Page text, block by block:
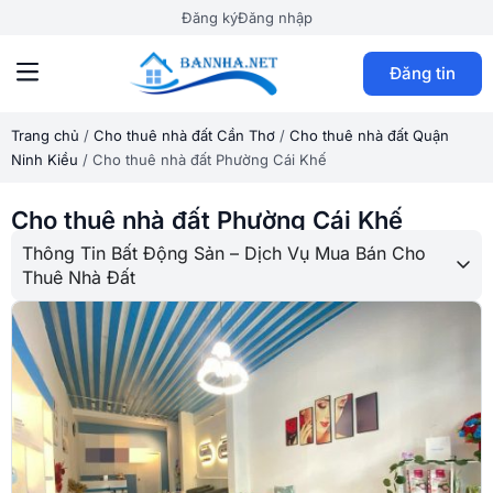
Đăng kýĐăng nhập
Đăng tin
Trang chủ / Cho thuê nhà đất Cần Thơ / Cho thuê nhà đất Quận
Ninh Kiều / Cho thuê nhà đất Phường Cái Khế
Cho thuê nhà đất Phường Cái Khế
Thông Tin Bất Động Sản – Dịch Vụ Mua Bán Cho
Thuê Nhà Đất